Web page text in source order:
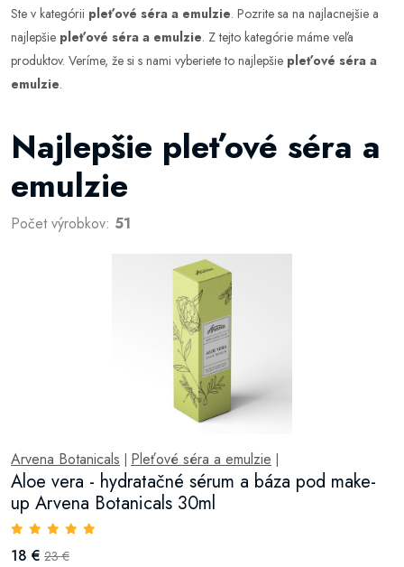
Ste v kategórii pleťové séra a emulzie. Pozrite sa na najlacnejšie a
najlepšie pleťové séra a emulzie. Z tejto kategórie máme veľa
produktov. Veríme, že si s nami vyberiete to najlepšie pleťové séra a
emulzie.
Najlepšie pleťové séra a
emulzie
Počet výrobkov: 51
Arvena Botanicals Pleťové séra a emulzie
Aloe vera - hydratačné sérum a báza pod make-
up Arvena Botanicals 30ml
18 € 23 €